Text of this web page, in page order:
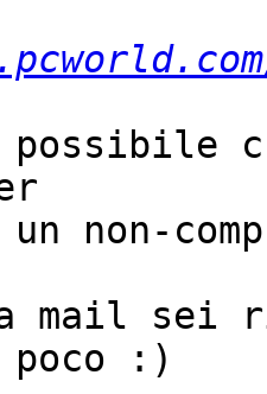
un non-
mail sei
:)